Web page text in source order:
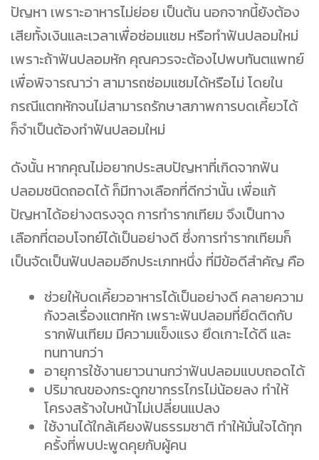
ปัญหา เพราะอาหารไม่ย่อย เป็นต้น นอกจากนี้ยังต้อง
เสียทั้งเงินและเวลาเพื่อซ่อมแซม หรือทำฟันปลอมใหม่
เพราะถ้าฟันปลอมหัก คุณควรจะต้องไปพบทันตแพทย์
เพื่อพิจารณาว่า สามารถซ่อมแซมได้หรือไม่ โดยใน
กรณีแตกหักจนไม่สามารถรักษาสภาพการบดเคี้ยวได้
ก็จำเป็นต้องทำฟันปลอมใหม่
ดังนั้น หากคุณไม่อยากประสบปัญหาที่เกิดจากฟัน
ปลอมชนิดถอดได้ ก็มีทางเลือกที่ดีกว่านั้น เพื่อแก้
ปัญหาได้อย่างตรงจุด การทำรากเทียม จึงเป็นทาง
เลือกที่ตอบโจทย์ได้เป็นอย่างดี ซึ่งการทำรากเทียมก็
เป็นจัดเป็นฟันปลอมอีกประเภทหนึ่ง ที่มีข้อดีสำคัญ คือ
ช่วยให้บดเคี้ยวอาหารได้เป็นอย่างดี คลายความ
กังวลเรื่องแตกหัก เพราะฟันปลอมที่ยึดติดกับ
รากฟันเทียม มีความแข็งแรง ยึดเกาะได้ดี และ
ทนทานกว่า
อายุการใช้งานยาวนานกว่าฟันปลอมแบบถอดได้
ปริมาณของกระดูกขากรรไกรไม่น้อยลง ทำให้
โครงสร้างใบหน้าไม่เปลี่ยนแปลง
ใช้งานได้ใกล้เคียงฟันธรรมชาติ ทำให้มั่นใจได้ทุก
ครั้งที่พบปะพูดคุยกับผู้คน